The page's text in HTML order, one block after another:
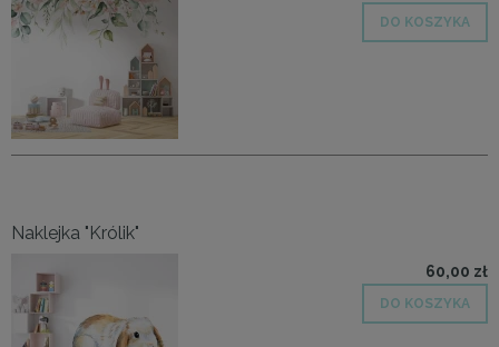
DO KOSZYKA
Naklejka "Królik"
60,00 zł
DO KOSZYKA